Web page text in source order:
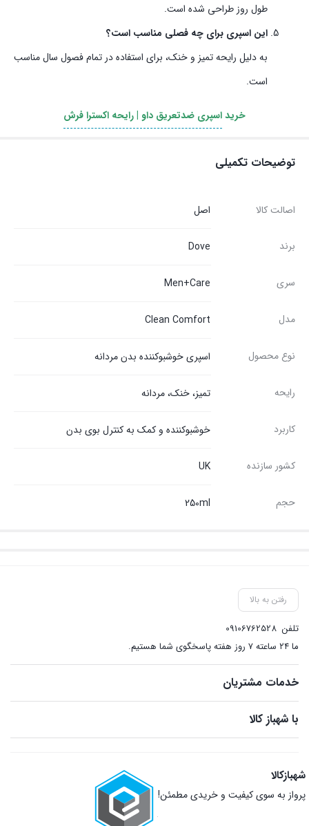
طول روز طراحی شده است.
این اسپری برای چه فصلی مناسب است؟
به دلیل رایحه تمیز و خنک، برای استفاده در تمام فصول سال مناسب
است.
خریداسپری ضدتعریق داو | رایحه اکسترا فرش
توضیحات تکمیلی
اصالت کالا اصل
برند Dove
سری Men+Care
مدل Clean Comfort
نوع محصول اسپری خوشبوکننده بدن مردانه
رایحه تمیز، خنک، مردانه
کاربرد خوشبوکننده و کمک به کنترل بوی بدن
کشور سازنده UK
حجم 250ml
رفتن به بالا
تلفن 09106762528
ما ۲۴ ساعته ۷ روز هفته پاسخگوی شما هستیم.
خدمات مشتریان
با شهباز کالا
شهبازکالا
پرواز به سوی کیفیت و خریدی مطمئن!